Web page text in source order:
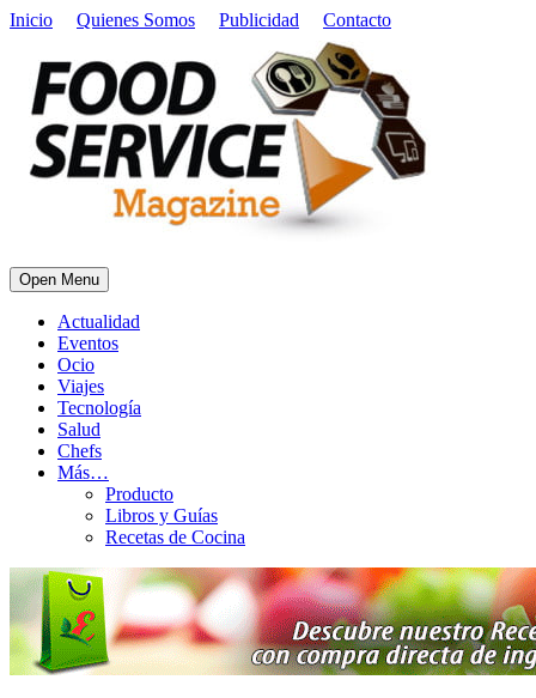
Inicio Quienes Somos Publicidad Contacto
Open Menu
Actualidad
Eventos
Ocio
Viajes
Tecnología
Salud
Chefs
Más…
Producto
Libros y Guías
Recetas de Cocina